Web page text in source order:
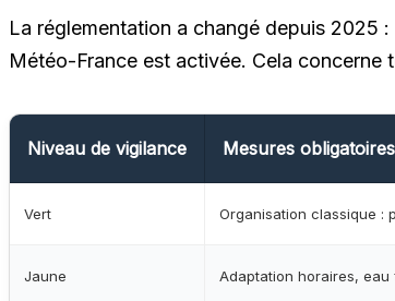
La réglementation a changé depuis 2025
Météo-France est activée. Cela concerne
Niveau de vigilance Mesures
Vert Organisation classique :
Jaune Adaptation horaires,